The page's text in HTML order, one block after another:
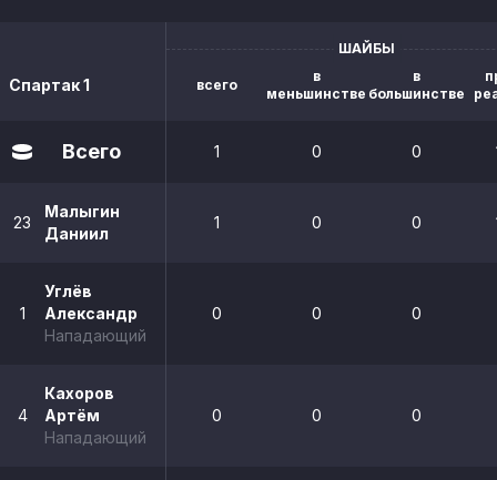
Спартак 1
ШАЙБЫ
всего
в
меньшинстве
в
большинстве
Всего 1 0 0
23
Малыгин
Даниил
1 0 0
1
Углёв
Александр
Нападающий
0 0 0
4
Кахоров
Артём
Нападающий
0 0 0